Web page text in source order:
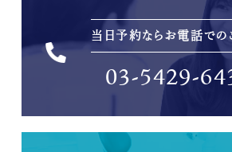
当日予約ならお電話での
03-5429-